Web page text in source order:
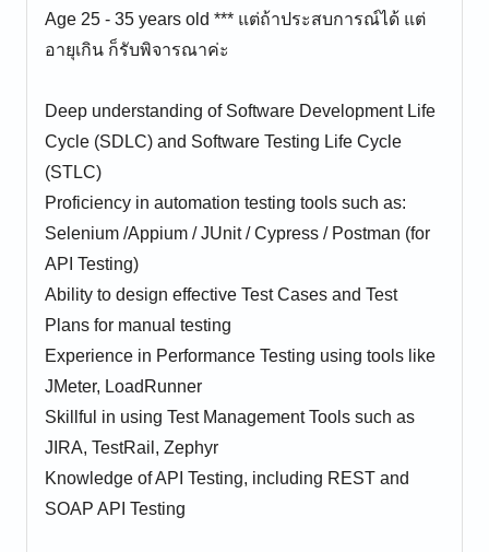
Age 25 - 35 years old *** แต่ถ้าประสบการณ์ได้ แต่
อายุเกิน ก็รับพิจารณาค่ะ
Deep understanding of Software Development Life
Cycle (SDLC) and Software Testing Life Cycle
(STLC)
Proficiency in automation testing tools such as:
Selenium /Appium / JUnit / Cypress / Postman (for
API Testing)
Ability to design effective Test Cases and Test
Plans for manual testing
Experience in Performance Testing using tools like
JMeter, LoadRunner
Skillful in using Test Management Tools such as
JIRA, TestRail, Zephyr
Knowledge of API Testing, including REST and
SOAP API Testing